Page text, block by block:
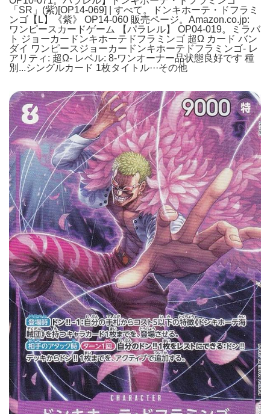
「SR」(紫)[OP14-069] | すべて。ドンキホーテ・ドフラミ
ンゴ【L】《紫》 OP14-060 販売ページ。Amazon.co.jp:
ワンピースカードゲーム 【パラレル】 OP04-019。ミラバ
ト ジョーカードンキホーテドフラミンゴ 超Ω カード バン
ダイ ワンピースジョーカードンキホーテドフラミンゴ- レ
アリティ: 超Ω- レベル: 8-ワンオーナー品状態良好です 種
別...シングルカード 1枚タイトル···その他